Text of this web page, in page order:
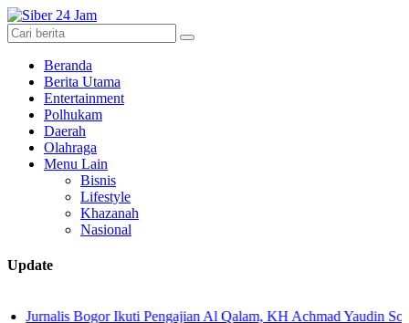
Beranda
Berita Utama
Entertainment
Polhukam
Daerah
Olahraga
Menu Lain
Bisnis
Lifestyle
Khazanah
Nasional
Update
Bogor Ikuti Pengajian Al Qalam, KH Achmad Yaudin Sogir dan